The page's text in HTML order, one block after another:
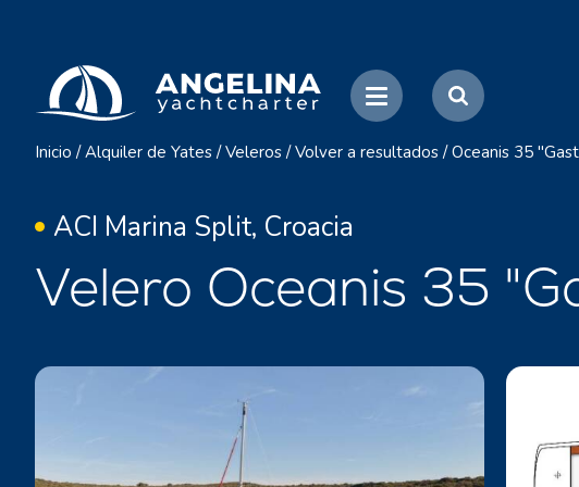
Inicio / Alquiler de Yates / Veleros / Volver a resultados / Oceanis 35
ACI Marina Split, Croacia
Velero Oceanis 35